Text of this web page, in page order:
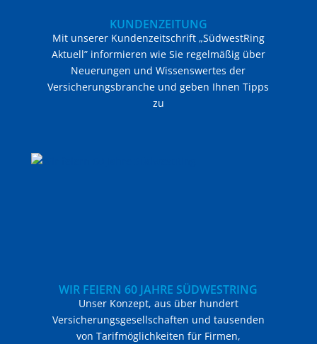
KUNDENZEITUNG
Mit unserer Kundenzeitschrift „SüdwestRing
Aktuell” informieren wie Sie regelmäßig über
Neuerungen und Wissenswertes der
Versicherungsbranche und geben Ihnen Tipps
zu
WIR FEIERN 60 JAHRE SÜDWESTRING
Unser Konzept, aus über hundert
Versicherungsgesellschaften und tausenden
von Tarifmöglichkeiten für Firmen,